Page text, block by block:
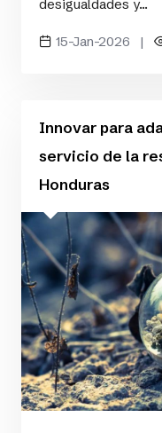
desigualdades y...
15-Jan-2026 |
Innovar para
servicio de la
Honduras